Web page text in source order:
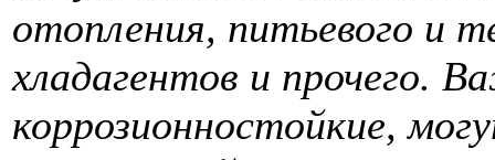
отопления, питьевого и
хладагентов и прочего.
коррозионностойкие,